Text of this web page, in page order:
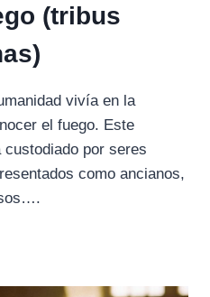
(tribus
vivía en la
el fuego. Este
custodiado por seres
como ancianos,